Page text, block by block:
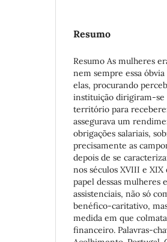
Resumo
Resumo As mulheres
nem sempre essa
elas, procurando
instituição dirigiram-se
território para
assegurava um
obrigações salariais,
precisamente as
depois de se
nos séculos XVIII e
papel dessas mulheres
assistenciais, não só
benéfico-caritativo,
medida em que
financeiro. Palavras-